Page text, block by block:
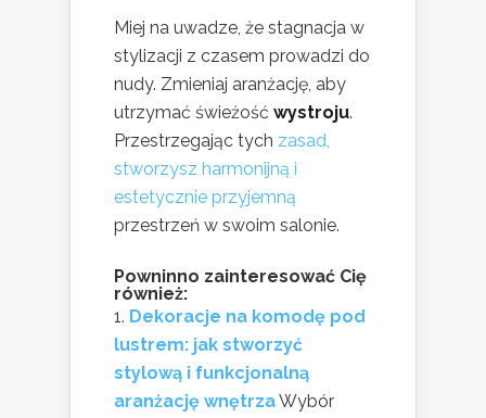
Miej na uwadze, że stagnacja w
stylizacji z czasem prowadzi do
nudy. Zmieniaj aranżację, aby
utrzymać świeżość wystroju.
Przestrzegając tych zasad,
stworzysz harmonijną i
estetycznie przyjemną
przestrzeń w swoim salonie.
Powninno zainteresować Cię
również:
Dekoracje na komodę pod
lustrem: jak stworzyć
stylową i funkcjonalną
aranżację wnętrzaWybór